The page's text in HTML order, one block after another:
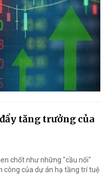
tăng trưởng của
chốt như những "cầu nối"
công của dự án hạ tầng trí tuệ